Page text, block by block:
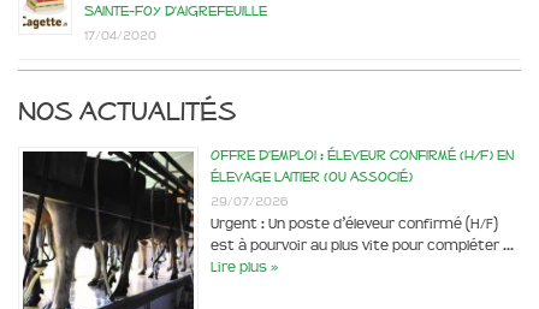
Sainte-Foy d’Aigrefeuille
17/04/2020
Nos actualités
Offre d’emploi : éleveur confirmé (H/F) en
élevage laitier (ou associé)
29/07/2026
Urgent : Un poste d’éleveur confirmé (H/F)
est à pourvoir au plus vite pour compléter …
Lire plus »